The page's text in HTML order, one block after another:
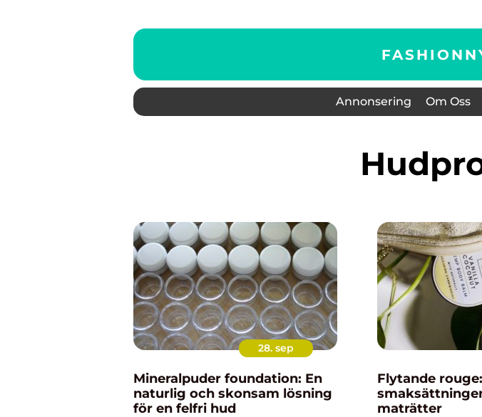
Annonsering Om Oss
28. sep
Mineralpuder foundation: En
naturlig och skonsam lösning
för en felfri hud
Flytande
maträtter